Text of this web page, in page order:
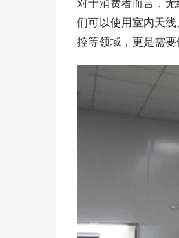
们可以使用室内天
控等领域，更是需要